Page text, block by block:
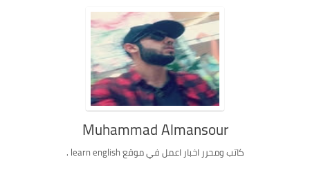
Muhammad Almansour
كاتب ومحرر اخبار اعمل في موقع learn english .